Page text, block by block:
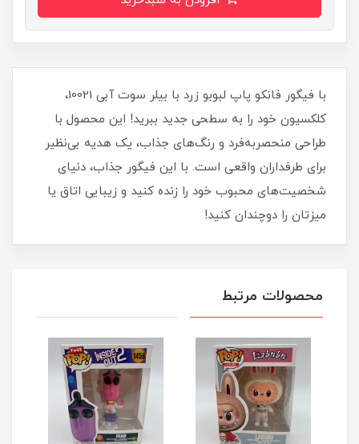
با فيگور فانکو پاپ لبوبو زرد با بيلر سوت آبی 10021،
کلکسیون خود را به سطحی جدید ببرید! این محصول با
طراحی منحصربه‌فرد و رنگ‌های جذاب، یک هدیه بی‌نظیر
برای طرفداران واقعی است. با این فیگور جذاب، دنیای
شخصیت‌های محبوب خود را زنده کنید و زیبایی اتاق یا
میزتان را دوچندان کنید!
محصولات مرتبط